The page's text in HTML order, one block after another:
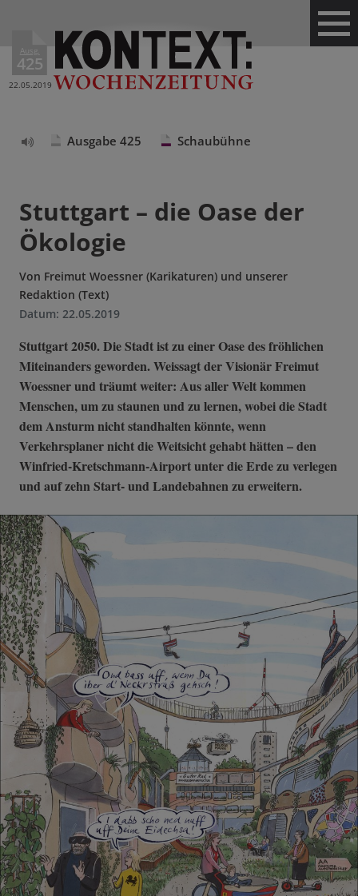
Ausg.
425
22.05.2019
Ausgabe 425 Schaubühne
Stuttgart – die Oase der
Ökologie
Von Freimut Woessner (Karikaturen) und unserer
Redaktion (Text)
Datum: 22.05.2019
Stuttgart 2050. Die Stadt ist zu einer Oase des fröhlichen
Miteinanders geworden. Weissagt der Visionär Freimut
Woessner und träumt weiter: Aus aller Welt kommen
Menschen, um zu staunen und zu lernen, wobei die Stadt
dem Ansturm nicht standhalten könnte, wenn
Verkehrsplaner nicht die Weitsicht gehabt hätten – den
Winfried-Kretschmann-Airport unter die Erde zu verlegen
und auf zehn Start- und Landebahnen zu erweitern.